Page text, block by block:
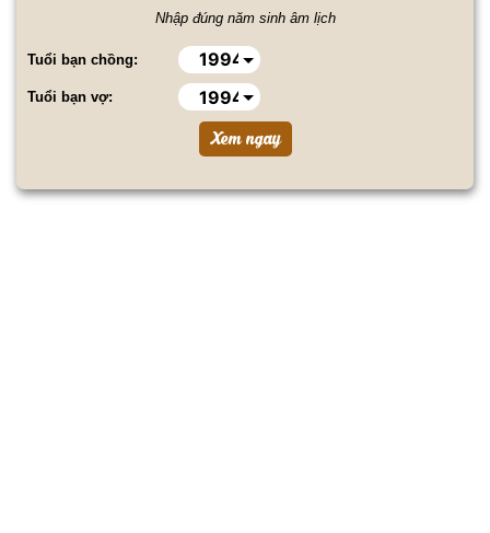
Nhập đúng năm sinh âm lịch
Tuổi bạn chồng:
Tuổi bạn vợ: